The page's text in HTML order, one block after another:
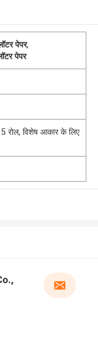
पेपर,
पेपर
रोल, विशेष आकार के लिए